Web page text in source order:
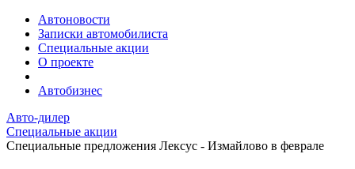
Автоновости
Записки автомобилиста
Специальные акции
О проекте
Автобизнес
Авто-дилер
Специальные акции
Специальные предложения Лексус - Измайлово в феврале